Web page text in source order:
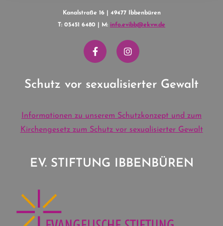
Kanalstraße 16 | 49477 Ibbenbüren
T: 05451 6480 | M: info.evibb@ekvw.de
Schutz vor sexualisierter Gewalt
Informationen zu unserem Schutzkonzept und zum
Kirchengesetz zum Schutz vor sexualisierter Gewalt
EV. STIFTUNG IBBENBÜREN